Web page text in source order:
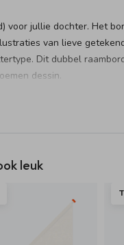
voor jullie dochter. Het
van lieve
Dit dubbel
dessin.
leuk